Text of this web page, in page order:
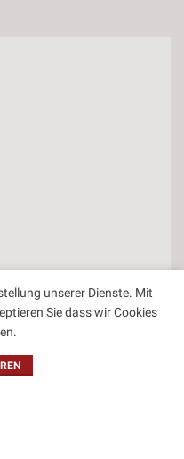
unserer Dienste. Mit
Sie dass wir Cookies